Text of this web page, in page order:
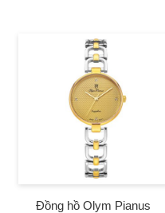
Đồng hồ Olym Pianus